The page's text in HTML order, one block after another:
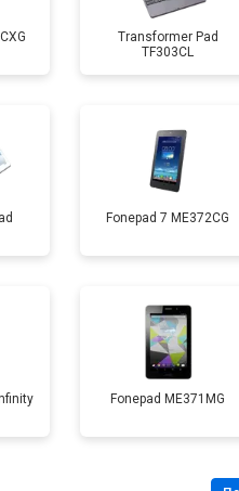
Transformer Pad
TF303CL
Fonepad 7 ME372CG
Fonepad ME371MG